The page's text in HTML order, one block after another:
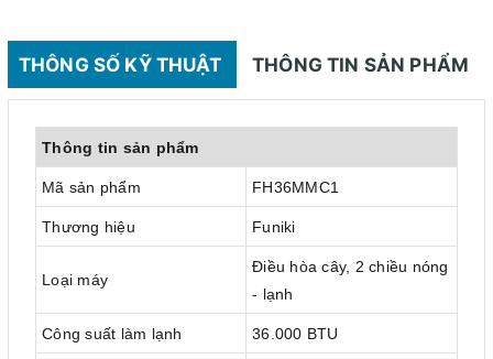
THÔNG SỐ KỸ THUẬT THÔNG TIN SẢN PHẨM
Thông tin sản phẩm
Mã sản phẩm FH36MMC1
Thương hiệu Funiki
Loại máy
Điều hòa cây, 2 chiều nóng
- lạnh
Công suất làm lạnh 36.000 BTU